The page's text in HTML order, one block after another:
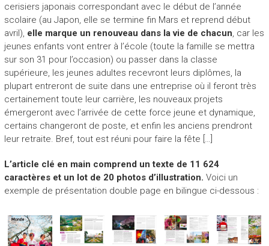
cerisiers japonais correspondant avec le début de l’année
scolaire (au Japon, elle se termine fin Mars et reprend début
avril), elle marque un renouveau dans la vie de chacun, car les
jeunes enfants vont entrer à l’école (toute la famille se mettra
sur son 31 pour l’occasion) ou passer dans la classe
supérieure, les jeunes adultes recevront leurs diplômes, la
plupart entreront de suite dans une entreprise où il feront très
certainement toute leur carrière, les nouveaux projets
émergeront avec l’arrivée de cette force jeune et dynamique,
certains changeront de poste, et enfin les anciens prendront
leur retraite. Bref, tout est réuni pour faire la fête […]
L’article clé en main comprend un texte de 11 624
caractères et un lot de 20 photos d’illustration. Voici un
exemple de présentation double page en bilingue ci-dessous :